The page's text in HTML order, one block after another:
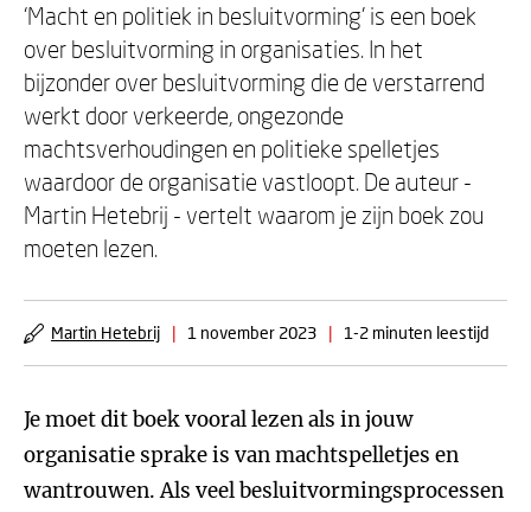
‘Macht en politiek in besluitvorming’ is een boek
over besluitvorming in organisaties. In het
bijzonder over besluitvorming die de verstarrend
werkt door verkeerde, ongezonde
machtsverhoudingen en politieke spelletjes
waardoor de organisatie vastloopt. De auteur -
Martin Hetebrij - vertelt waarom je zijn boek zou
moeten lezen.
Martin Hetebrij | 1 november 2023 | 1-2 minuten leestijd
Je moet dit boek vooral lezen als in jouw
organisatie sprake is van machtspelletjes en
wantrouwen. Als veel besluitvormingsprocessen